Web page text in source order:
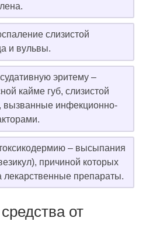
слизистой
и вульвы.
эритему –
кайме губ, слизистой
вызванные инфекционно-
– высыпания
причиной которых
лекарственные препараты.
от